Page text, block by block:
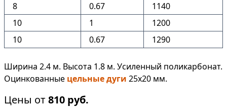
8
0.67
1140
10
1
1200
10
0.67 1290
Ширина 2.4 м. Высота 1.8 м. Усиленный поликарбонат.
Оцинкованные цельные дуги 25х20 мм.
Цены от810 руб.